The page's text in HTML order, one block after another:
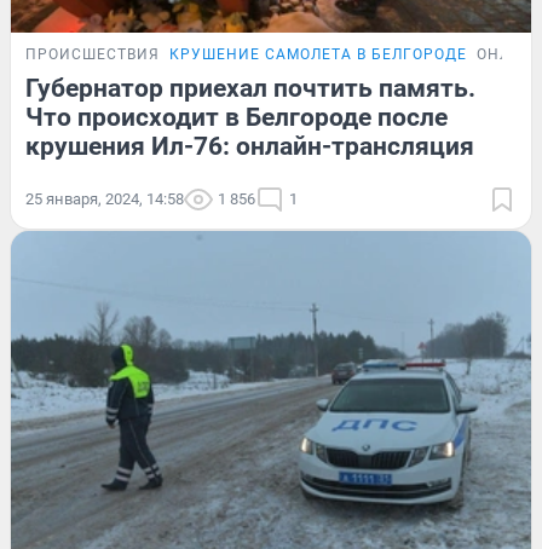
ПРОИСШЕСТВИЯ КРУШЕНИЕ САМОЛЕТА В БЕЛГОРОДЕ
Губернатор приехал почтить память.
Что происходит в Белгороде после
крушения Ил-76: онлайн-трансляция
25 января, 2024, 14:58 1 856 1